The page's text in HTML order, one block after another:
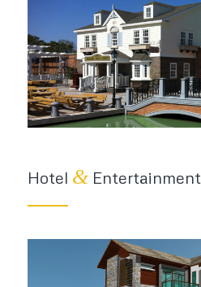
Hotel &Entertainment